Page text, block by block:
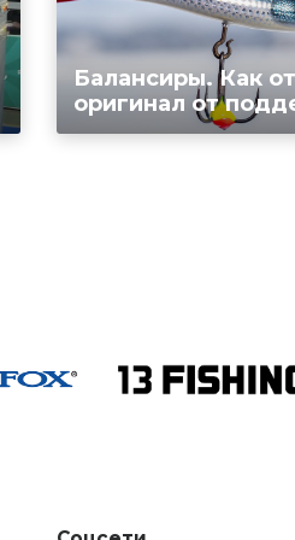
Балансиры. Как
оригинал от